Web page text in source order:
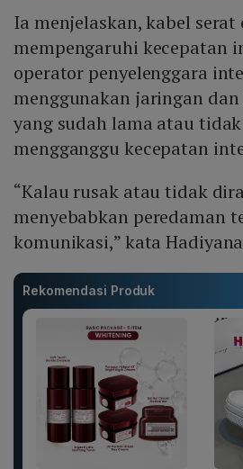
Ia menjelaskan, kabel
mempengaruhi kecepatan
operator penyelenggara
menggunakan jaringan
yang sudah lama atau
mengganggu kecepatan
“Kalau rusak atau tidak
menyebabkan peredaman
komunikasi,” kata
Rekomendasi Produk